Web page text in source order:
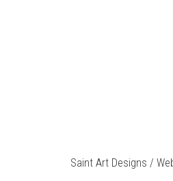
Saint Art Designs /